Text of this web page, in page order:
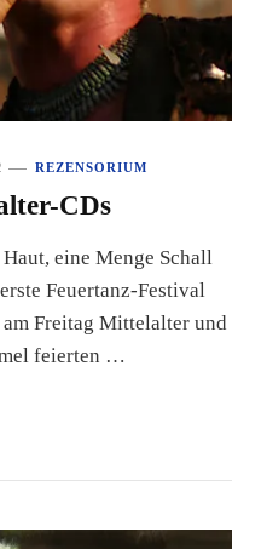
REZENSORIUM
CDs
eine Menge Schall
Feuertanz-Festival
Freitag Mittelalter und
feierten …